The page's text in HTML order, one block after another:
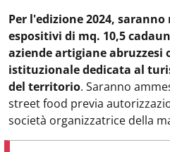
Per l'edizione 2024,
espositivi di mq. 10,5
aziende artigiane abruzzesi
istituzionale dedicata al
del territorio. Saranno
street food previa
società organizzatrice della